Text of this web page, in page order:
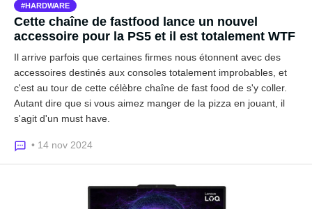
HARDWARE
Cette chaîne de fastfood lance un nouvel
accessoire pour la PS5 et il est totalement WTF
Il arrive parfois que certaines firmes nous étonnent avec des
accessoires destinés aux consoles totalement improbables, et
c'est au tour de cette célèbre chaîne de fast food de s'y coller.
Autant dire que si vous aimez manger de la pizza en jouant, il
s'agit d'un must have.
• 14 nov 2024